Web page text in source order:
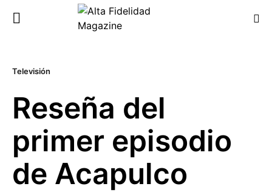
Televisión
Reseña del
primer episodio
de Acapulco